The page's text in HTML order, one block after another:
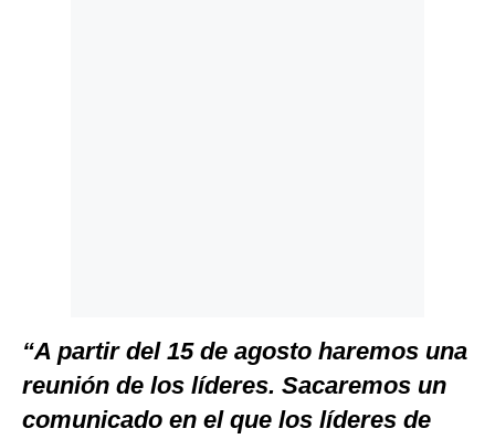
“A partir del 15 de agosto haremos una
reunión de los líderes. Sacaremos un
comunicado en el que los líderes de